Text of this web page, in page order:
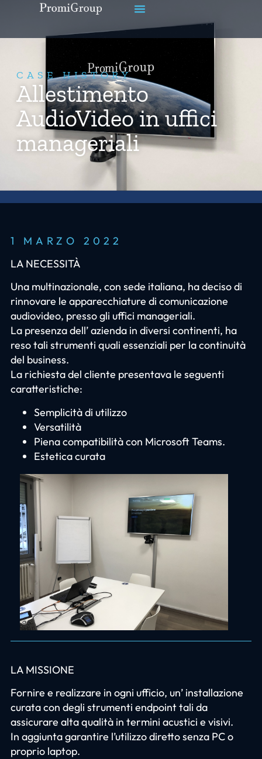
CASE HISTORY
Allestimento
AudioVideo in uffici
manageriali
1 MARZO 2022
LA NECESSITÀ
Una multinazionale, con sede italiana, ha deciso di
rinnovare le apparecchiature di comunicazione
audiovideo, presso gli uffici manageriali.
La presenza dell’ azienda in diversi continenti, ha
reso tali strumenti quali essenziali per la continuità
del business.
La richiesta del cliente presentava le seguenti
caratteristiche:
Semplicità di utilizzo
Versatilità
Piena compatibilità con Microsoft Teams.
Estetica curata
LA MISSIONE
Fornire e realizzare in ogni ufficio, un’ installazione
curata con degli strumenti endpoint tali da
assicurare alta qualità in termini acustici e visivi.
In aggiunta garantire l’utilizzo diretto senza PC o
proprio laptop.